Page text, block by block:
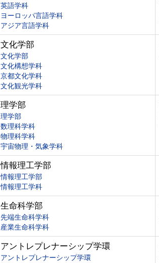
英語学科
ヨーロッパ言語学科
アジア言語学科
文化学部
文化学部
文化構想学科
京都文化学科
文化観光学科
理学部
理学部
数理科学科
物理科学科
宇宙物理・気象学科
情報理工学部
情報理工学部
情報理工学科
生命科学部
先端生命科学科
産業生命科学科
アントレプレナーシップ学環
アントレプレナーシップ学環